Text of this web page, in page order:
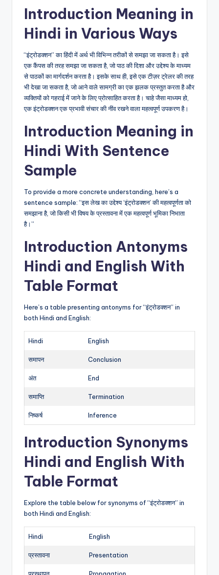
Introduction Meaning in
Hindi in Various Ways
“इंट्रोडक्शन” का हिंदी में अर्थ भी विभिन्न तरीकों से समझा जा सकता है। इसे
एक कैंपस की तरह समझा जा सकता है, जो पाठ की दिशा और उद्देश्य के माध्यम
से पाठकों का मार्गदर्शन करता है। इसके साथ ही, इसे एक टीज़र ट्रेलर की तरह
भी देखा जा सकता है, जो आने वाले सामग्री का एक झलक प्रस्तुत करता है और
व्यक्तियों को गहराई में जाने के लिए प्रोत्साहित करता है। चाहे जैसा माध्यम हो,
एक इंट्रोडक्शन एक प्रभावी संचार की नींव रखने वाला महत्वपूर्ण उपकरण है।
Introduction Meaning in
Hindi With Sentence
Sample
To provide a more concrete understanding, here’s a
sentence sample: “इस लेख का उद्देश्य ‘इंट्रोडक्शन’ की महत्वपूर्णता को
समझाना है, जो किसी भी विषय के प्रस्तावना में एक महत्वपूर्ण भूमिका निभाता
है।”
Introduction Antonyms
Hindi and English With
Table Format
Here’s a table presenting antonyms for “इंट्रोडक्शन” in
both Hindi and English:
Hindi English
समापन Conclusion
अंत End
समाप्ति Termination
निष्कर्ष Inference
Introduction Synonyms
Hindi and English With
Table Format
Explore the table below for synonyms of “इंट्रोडक्शन” in
both Hindi and English:
Hindi English
प्रस्तावना Presentation
प्रस्थापन Propagation